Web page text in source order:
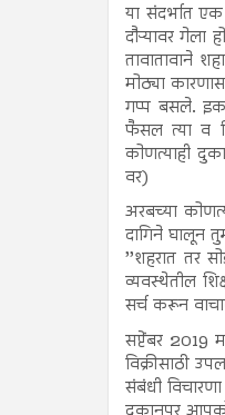
या संदर्भात
दौऱ्यावर गेला
तावातावाने
मोठ्या
गप्प बसले.
फैसल त्या व
कोणत्याही
वर)
अरबच्या
दागिने घालून
’’शहरात तर
व्यवस्थेतील
सर्च करून
सप्टेंबर 2019
विक्रीसाठी
संबंधी